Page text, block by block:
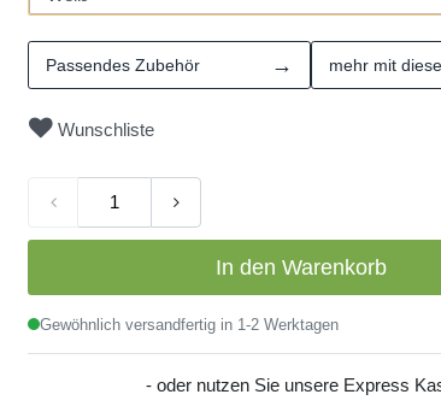
Passendes Zubehör → mehr mit
Wunschliste
In den Warenkorb
Gewöhnlich versandfertig in 1-2 Werktagen
- oder nutzen Sie unsere Express